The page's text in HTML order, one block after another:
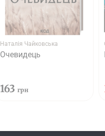
Наталія Чайковська
Очевидець
163 грн